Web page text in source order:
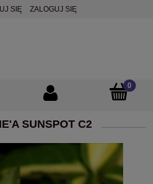
SIĘ ZALOGUJ SIĘ
SUNSPOT C2